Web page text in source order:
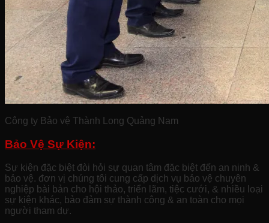
Công ty Bảo vệ Thành Long Quảng Nam
Bảo Vệ Sự Kiện:
Sự kiện đặc biệt đòi hỏi sự quan tâm đặc biệt đến an ninh &
bảo vệ. đơn vị chúng tôi cung cấp dịch vụ bảo vệ chuyên
nghiệp bài bản cho hội thảo, triển lãm, tiệc cưới, & nhiều loại
sự kiện khác, bảo đảm sự thành công & an toàn cho mọi
người tham dự.